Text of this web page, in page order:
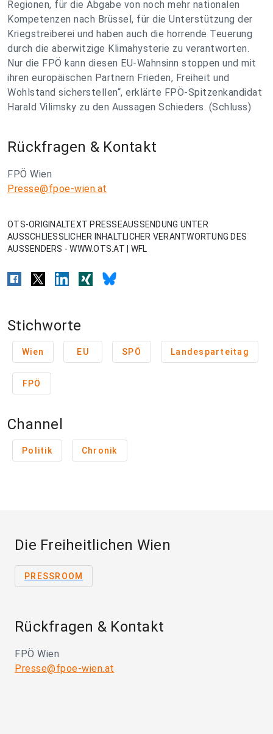
Regionen, für die Abgabe von noch mehr nationalen
Kompetenzen nach Brüssel, für die Unterstützung der
Kriegstreiberei und haben auch die horrende Teuerung
durch die aberwitzige Klimahysterie zu verantworten.
Nur die FPÖ kann diesen EU-Wahnsinn stoppen und mit
ihren europäischen Partnern Frieden, Freiheit und
Wohlstand sicherstellen“, erklärte FPÖ-Spitzenkandidat
Harald Vilimsky zu den Aussagen Schieders. (Schluss)
Rückfragen & Kontakt
FPÖ Wien
Presse@fpoe-wien.at
OTS-ORIGINALTEXT PRESSEAUSSENDUNG UNTER
AUSSCHLIESSLICHER INHALTLICHER VERANTWORTUNG DES
AUSSENDERS - WWW.OTS.AT | WFL
Stichworte
Wien EU SPÖ Landesparteitag
FPÖ
Channel
Politik Chronik
Die Freiheitlichen Wien
PRESSROOM
Rückfragen & Kontakt
FPÖ Wien
Presse@fpoe-wien.at